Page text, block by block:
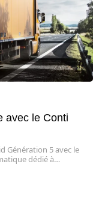
avec le Conti
Génération 5 avec le
dédié à…